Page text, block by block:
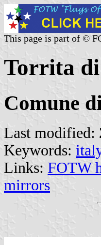
This page is part of ©
Torrita di
Comune
Last modified:
Keywords:
Links: FOTW
mirrors